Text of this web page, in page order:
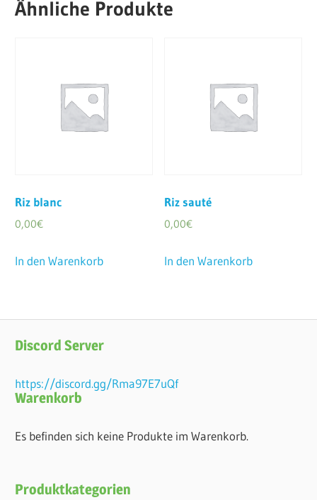
Ähnliche Produkte
Riz blanc
0,00€
In den Warenkorb
Riz sauté
0,00€
In den Warenkorb
Discord Server
https://discord.gg/Rma97E7uQf
Warenkorb
Es befinden sich keine Produkte im Warenkorb.
Produktkategorien